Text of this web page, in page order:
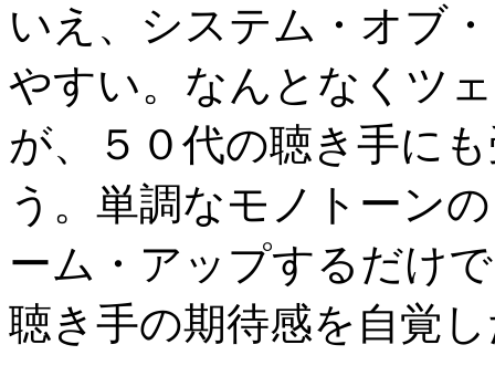
いえ、システム・オブ
やすい。なんとなくツ
が、５０代の聴き手に
う。単調なモノトーン
ーム・アップするだけ
聴き手の期待感を自覚